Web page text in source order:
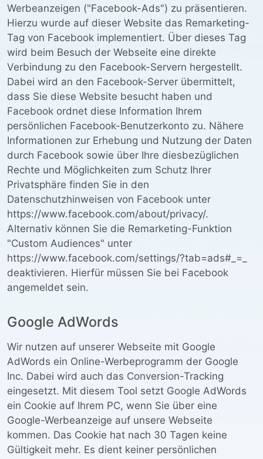
Werbeanzeigen ("Facebook-Ads") zu präsentieren.
Hierzu wurde auf dieser Website das Remarketing-
Tag von Facebook implementiert. Über dieses Tag
wird beim Besuch der Webseite eine direkte
Verbindung zu den Facebook-Servern hergestellt.
Dabei wird an den Facebook-Server übermittelt,
dass Sie diese Website besucht haben und
Facebook ordnet diese Information Ihrem
persönlichen Facebook-Benutzerkonto zu. Nähere
Informationen zur Erhebung und Nutzung der Daten
durch Facebook sowie über Ihre diesbezüglichen
Rechte und Möglichkeiten zum Schutz Ihrer
Privatsphäre finden Sie in den
Datenschutzhinweisen von Facebook unter
https://www.facebook.com/about/privacy/.
Alternativ können Sie die Remarketing-Funktion
"Custom Audiences" unter
https://www.facebook.com/settings/?tab=ads#_=_
deaktivieren. Hierfür müssen Sie bei Facebook
angemeldet sein.
Google AdWords
Wir nutzen auf unserer Webseite mit Google
AdWords ein Online-Werbeprogramm der Google
Inc. Dabei wird auch das Conversion-Tracking
eingesetzt. Mit diesem Tool setzt Google AdWords
ein Cookie auf Ihrem PC, wenn Sie über eine
Google-Werbeanzeige auf unsere Webseite
kommen. Das Cookie hat nach 30 Tagen keine
Gültigkeit mehr. Es dient keiner persönlichen